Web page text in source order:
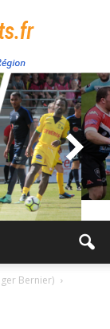
Bernier)